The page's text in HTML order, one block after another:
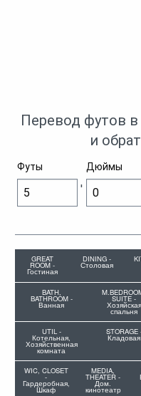
Перевод футов
и
Футы Дюймы
'
GREAT
ROOM -
Гостиная
DINING -
Столовая
BATH,
BATHROOM -
Ванная
SUITE -
Хозяйская
спальня
UTIL -
Котельная,
Хозяйственная
комната
STORAGE
Кладовая
WIC, CLOSET
-
Гардеробная,
Шкаф
MEDIA,
THEATER -
Дом.
кинотеатр